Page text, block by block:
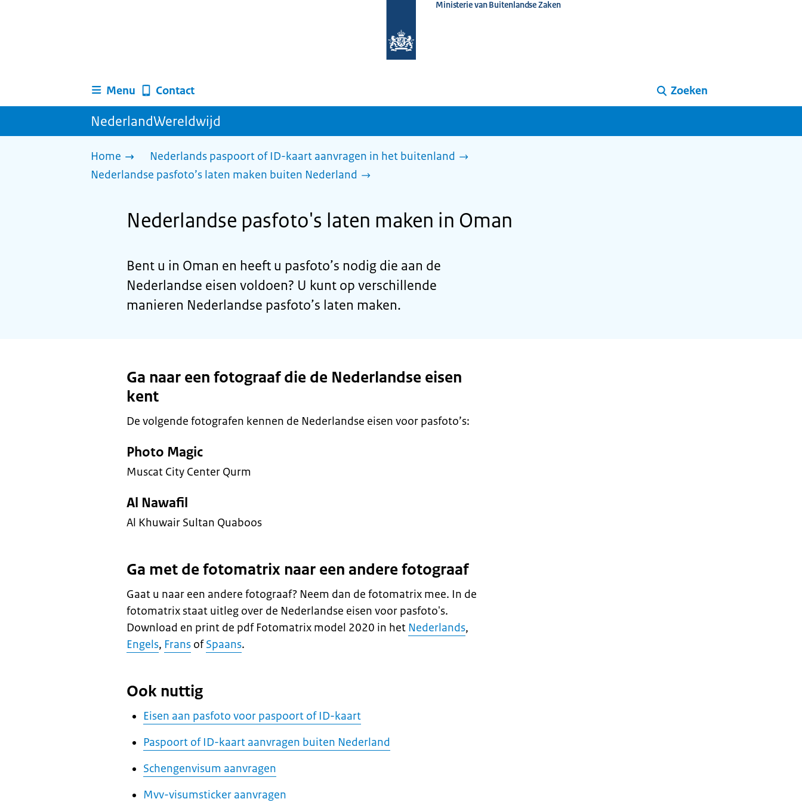
homepage
Ministerie van Buitenlandse Zaken
Menu Contact Zoeken
NederlandWereldwijd
Home
Nederlands paspoort of ID-kaart aanvragen in het buitenland
Nederlandse pasfoto’s laten maken buiten Nederland
Nederlandse pasfoto's laten maken in Oman
Bent u in Oman en heeft u pasfoto’s nodig die aan de
Nederlandse eisen voldoen? U kunt op verschillende
manieren Nederlandse pasfoto’s laten maken.
Ga naar een fotograaf die de Nederlandse eisen
kent
De volgende fotografen kennen de Nederlandse eisen voor pasfoto’s:
Photo Magic
Muscat City Center Qurm
Al Nawafil
Al Khuwair Sultan Quaboos
Ga met de fotomatrix naar een andere fotograaf
Gaat u naar een andere fotograaf? Neem dan de fotomatrix mee. In de
fotomatrix staat uitleg over de Nederlandse eisen voor pasfoto's.
Download en print de pdf Fotomatrix model 2020 in het Nederlands,
Engels, Frans ofSpaans.
Ook nuttig
Eisen aan pasfoto voor paspoort of ID-kaart
Paspoort of ID-kaart aanvragen buiten Nederland
Schengenvisum aanvragen
Mvv-visumsticker aanvragen